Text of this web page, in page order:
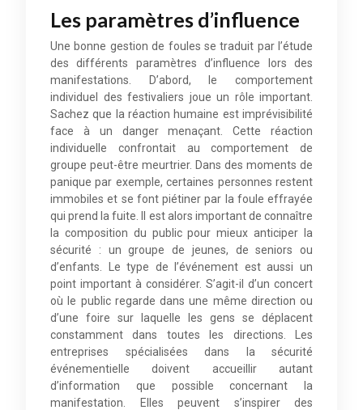
Les paramètres d’influence
Une bonne gestion de foules se traduit par l’étude
des différents paramètres d’influence lors des
manifestations. D’abord, le comportement
individuel des festivaliers joue un rôle important.
Sachez que la réaction humaine est imprévisibilité
face à un danger menaçant. Cette réaction
individuelle confrontait au comportement de
groupe peut-être meurtrier. Dans des moments de
panique par exemple, certaines personnes restent
immobiles et se font piétiner par la foule effrayée
qui prend la fuite. Il est alors important de connaître
la composition du public pour mieux anticiper la
sécurité : un groupe de jeunes, de seniors ou
d’enfants. Le type de l’événement est aussi un
point important à considérer. S’agit-il d’un concert
où le public regarde dans une même direction ou
d’une foire sur laquelle les gens se déplacent
constamment dans toutes les directions. Les
entreprises spécialisées dans la sécurité
événementielle doivent accueillir autant
d’information que possible concernant la
manifestation. Elles peuvent s’inspirer des